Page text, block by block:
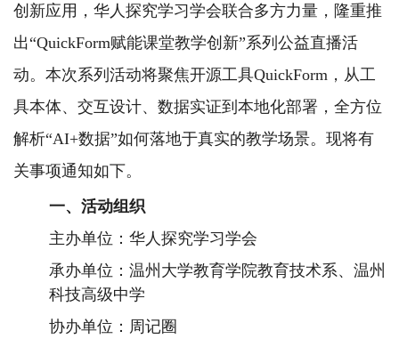
创新应用，华人探究学习学会联合多方力量，隆重推
出“QuickForm赋能课堂教学创新”系列公益直播活
动。本次系列活动将聚焦开源工具QuickForm，从工
具本体、交互设计、数据实证到本地化部署，全方位
解析“AI+数据”如何落地于真实的教学场景。现将有
关事项通知如下。
一、活动组织
主办单位：华人探究学习学会
承办单位：温州大学教育学院教育技术系、温州
科技高级中学
协办单位：周记圈